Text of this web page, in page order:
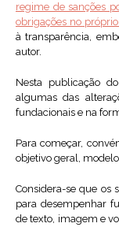
regime de sanções
obrigações no
à transparência,
autor.
Nesta publicação
algumas das
fundacionais e na
Para começar,
objetivo geral,
Considera-se que os
para desempenhar
de texto, imagem e